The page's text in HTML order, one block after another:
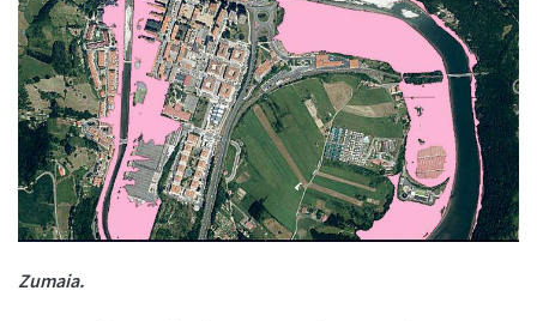
Zumaia.